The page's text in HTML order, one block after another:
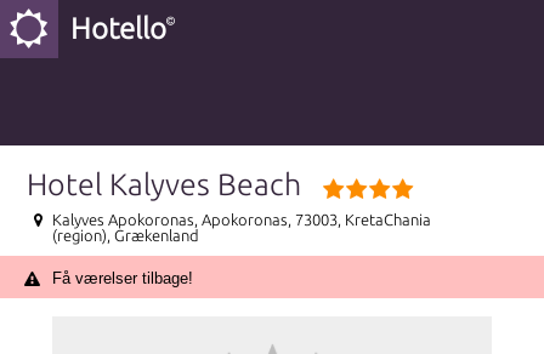
Hotello
Hotel Kalyves Beach
Kalyves Apokoronas, Apokoronas, 73003, KretaChania
(region), Grækenland
Få værelser tilbage!